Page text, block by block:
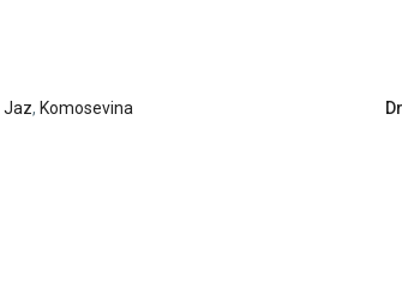
Jaz, Komosevina